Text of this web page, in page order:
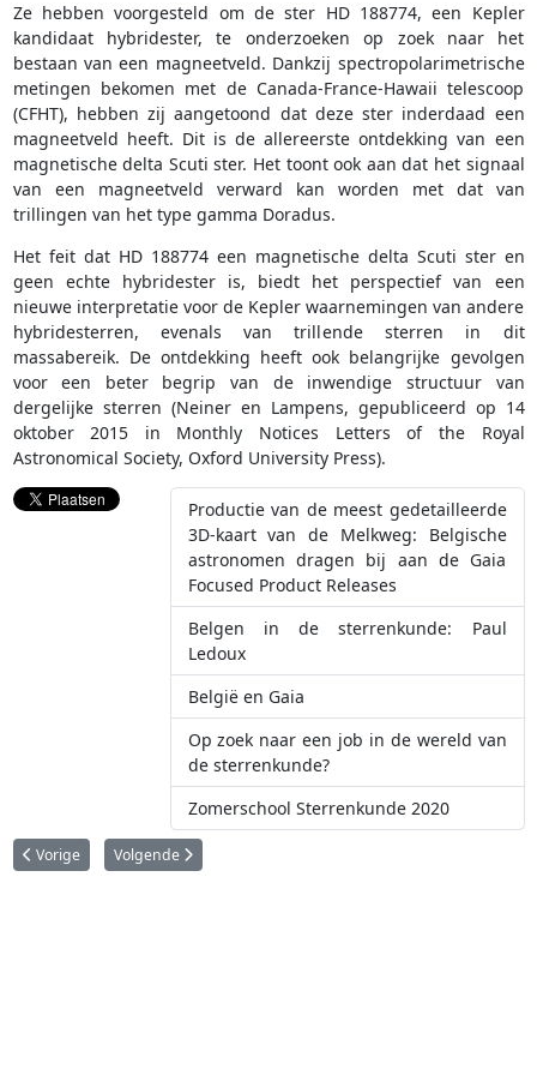
Ze hebben voorgesteld om de ster HD 188774, een Kepler
kandidaat hybridester, te onderzoeken op zoek naar het
bestaan van een magneetveld. Dankzij spectropolarimetrische
metingen bekomen met de Canada-France-Hawaii telescoop
(CFHT), hebben zij aangetoond dat deze ster inderdaad een
magneetveld heeft. Dit is de allereerste ontdekking van een
magnetische delta Scuti ster. Het toont ook aan dat het signaal
van een magneetveld verward kan worden met dat van
trillingen van het type gamma Doradus.
Het feit dat HD 188774 een magnetische delta Scuti ster en
geen echte hybridester is, biedt het perspectief van een
nieuwe interpretatie voor de Kepler waarnemingen van andere
hybridesterren, evenals van trillende sterren in dit
massabereik. De ontdekking heeft ook belangrijke gevolgen
voor een beter begrip van de inwendige structuur van
dergelijke sterren (Neiner en Lampens, gepubliceerd op 14
oktober 2015 in Monthly Notices Letters of the Royal
Astronomical Society, Oxford University Press).
Productie van de meest gedetailleerde
3D-kaart van de Melkweg: Belgische
astronomen dragen bij aan de Gaia
Focused Product Releases
Belgen in de sterrenkunde: Paul
Ledoux
België en Gaia
Op zoek naar een job in de wereld van
de sterrenkunde?
Zomerschool Sterrenkunde 2020
Vorig artikel: Belgische telescoop ontdekt drie 'levensvatbare' planeten
Vorige Volgende artikel: Belgische wetenschappers tellen af naar
Volgende